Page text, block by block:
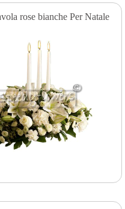
rose bianche Per Natale